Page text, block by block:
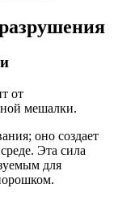
от
мешалки.
оно создает
Эта сила
для